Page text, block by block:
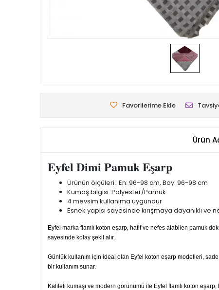
Favorilerime Ekle
Ürün
Eyfel Dimi Pamuk Eşarp
Ürünün ölçüleri: En: 96-98 cm, Boy: 96-98 cm
Kumaş bilgisi: Polyester/Pamuk
4 mevsim kullanıma uygundur
Esnek yapısı sayesinde kırışmaya dayanıklı
Eyfel marka flamlı koton eşarp, hafif ve nefes alabilen pamuk
sayesinde kolay şekil alır.
Günlük kullanım için ideal olan Eyfel koton eşarp modelleri,
bir kullanım sunar.
Kaliteli kumaşı ve modern görünümü ile Eyfel flamlı koton